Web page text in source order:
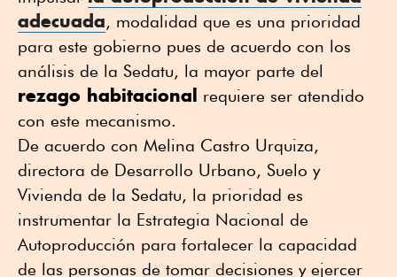
adecuada, modalidad que es una prioridad
para este gobierno pues de acuerdo con los
análisis de la Sedatu, la mayor parte del
rezago habitacional
requiere ser atendido
con este mecanismo.
De acuerdo con Melina Castro Urquiza,
directora de Desarrollo Urbano, Suelo y
Vivienda de la Sedatu, la prioridad es
instrumentar la Estrategia Nacional de
Autoproducción para fortalecer la capacidad
de las personas de tomar decisiones y ejercer